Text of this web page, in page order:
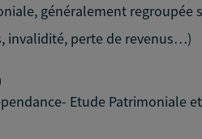
généralement regroupée
invalidité, perte de revenus…)
Etude Patrimoniale